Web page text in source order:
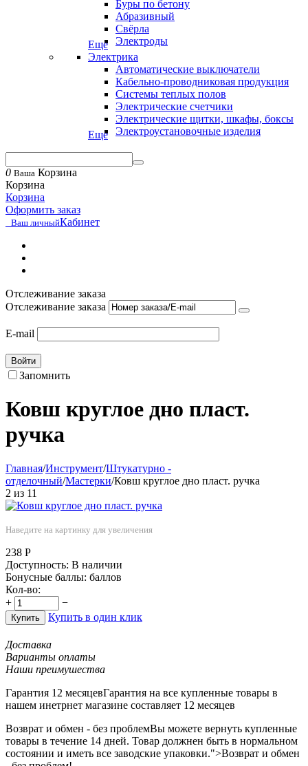
Буры по бетону
Абразивный
Свёрла
Электроды
Еще
Электрика
Автоматические выключатели
Кабельно-проводниковая продукция
Системы теплых полов
Электрические счетчики
Электрические щитки, шкафы, боксы
Электроустановочные изделия
Еще
0 Ваша Корзина
Корзина
Корзина
Оформить заказ
Ваш личныйКабинет
Отслеживание заказа
Отслеживание заказа
E-mail
Войти
Запомнить
Ковш круглое дно пласт.
ручка
Главная/Инструмент/Штукатурно -
отделочный/Мастерки/Ковш круглое дно пласт. ручка
2 из 11
Наведите на картинку для увеличения
238 Р
Доступность: В наличии
Бонусные баллы: баллов
Кол-во:
+
−
Купить Купить в один клик
Доставка
Варианты оплаты
Наши преимушества
Гарантия 12 месяцевГарантия на все купленные товары в
нашем инетрнет магазине составляет 12 месяцев
Возврат и обмен - без проблемВы можете вернуть купленные
товары в течение 14 дней. Товар должнен быть в нормальном
состоянии и иметь все заводские упаковки.">Возврат и обмен